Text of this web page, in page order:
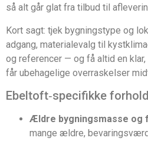
så alt går glat fra tilbud til
Kort sagt: tjek bygningstype og
adgang, materialevalg til
og referencer — og få altid en
får ubehagelige overraskelser
Ebeltoft‑specifikke
Ældre bygningsmasse og
mange ældre,